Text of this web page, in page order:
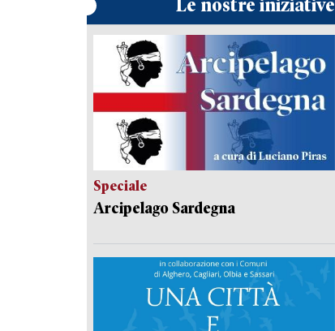
Le nostre iniziative
Speciale
Arcipelago Sardegna